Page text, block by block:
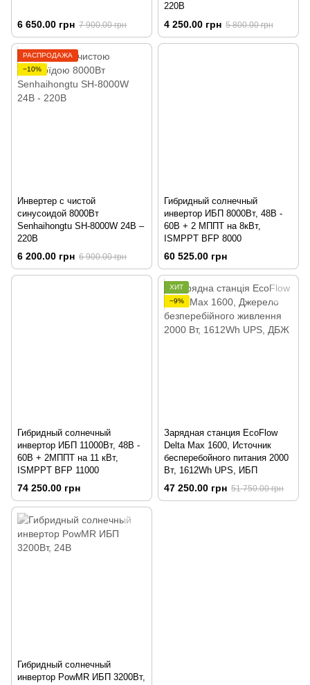
6 650.00 грн 7 900.00 грн
220В
4 250.00 грн 5 800.00 грн
РАСПРОДАЖА
−10%
Инвертер с чистой
синусоидой 8000Вт
Senhaihongtu SH-8000W 24В –
220В
6 200.00 грн 6 900.00 грн
Гибридный солнечный
инвертор ИБП 8000Вт, 48В -
60В + 2 МППТ на 8кВт,
ISMPPT BFP 8000
60 525.00 грн
Гибридный солнечный
инвертор ИБП 11000Вт, 48В -
60В + 2МППТ на 11 кВт,
ISMPPT BFP 11000
74 250.00 грн
ХИТ
−9%
Зарядная станция EcoFlow
Delta Max 1600, Источник
бесперебойного питания 2000
Вт, 1612Wh UPS, ИБП
47 250.00 грн 51 750.00 грн
Гибридный солнечный
инвертор PowMR ИБП 3200Вт,